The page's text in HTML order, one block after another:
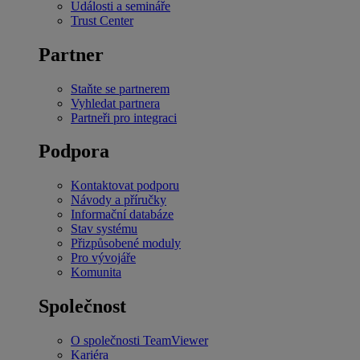
Události a semináře
Trust Center
Partner
Staňte se partnerem
Vyhledat partnera
Partneři pro integraci
Podpora
Kontaktovat podporu
Návody a příručky
Informační databáze
Stav systému
Přizpůsobené moduly
Pro vývojáře
Komunita
Společnost
O společnosti TeamViewer
Kariéra